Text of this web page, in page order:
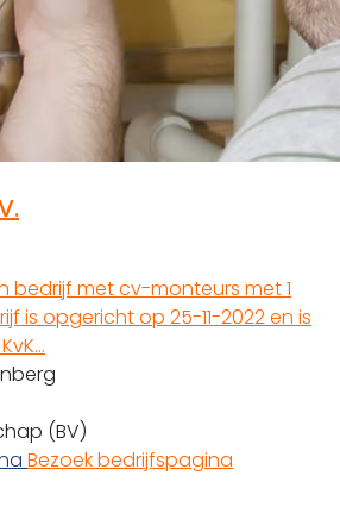
bedrijf met cv-monteurs met 1
is opgericht op 25-11-2022 en is
(BV)
Bezoek bedrijfspagina